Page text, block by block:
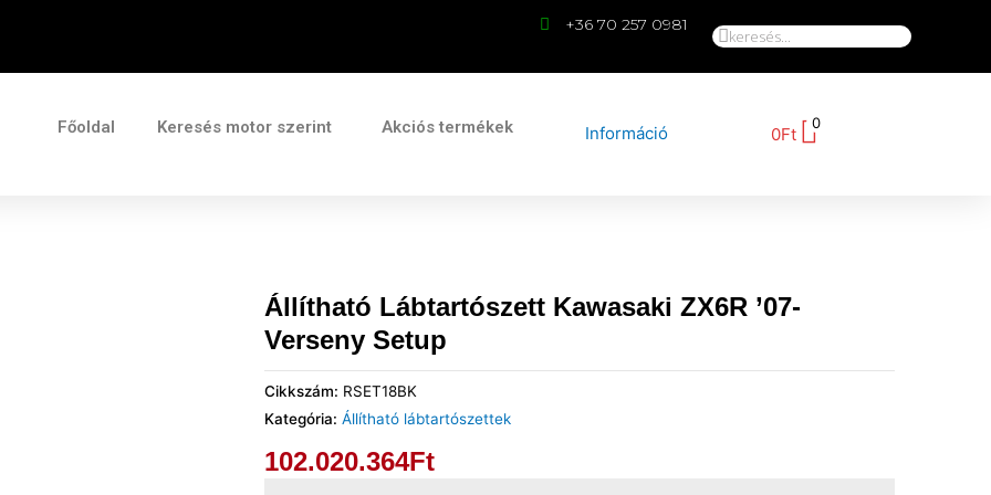
+36 70 257 0981
Főoldal Keresés motor szerint Akciós termékek Információ 0Ft
0
Állítható Lábtartószett Kawasaki ZX6R ’07-
Verseny Setup
Cikkszám: RSET18BK
Kategória: Állítható lábtartószettek
102.020.364Ft